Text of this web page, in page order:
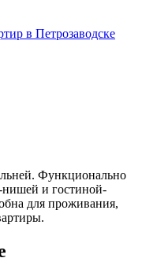
Функционально
нишей и гостиной-
для проживания,